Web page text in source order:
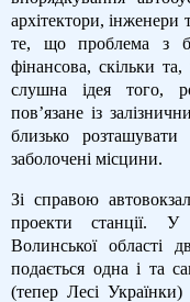
архітектори, інженери
те, що проблема з
фінансова, скільки
слушна ідея того,
пов’язане із
близько
заболочені місцини.
Зі справою
проекти станції.
Волинської області
подається одна і та
(тепер Лесі